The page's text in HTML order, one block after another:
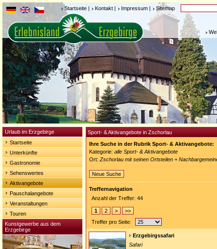
Startseite | Kontakt | Impressum | Sitemap
Urlaub im Erzgebirge
Startseite
Unterkünfte
Gastronomie
Sehenswertes
Aktivangebote
Pauschalangebote
Veranstaltungen
Touren
Kunstgewerbe aus dem
Erzgebirge
Sport- & Aktivangebote in Zschorlau
Ihre Suche in der Rubrik Sport- & Aktivangebote:
Kategorie: alle Sport- & Aktivangebote
Ort: Zschorlau mit seinen Ortsteilen +
Neue Suche
Treffernavigation
Anzahl der Treffer: 44
1 2 >
>>
Treffer pro Seite:
Erzgebirgssafari
Safari